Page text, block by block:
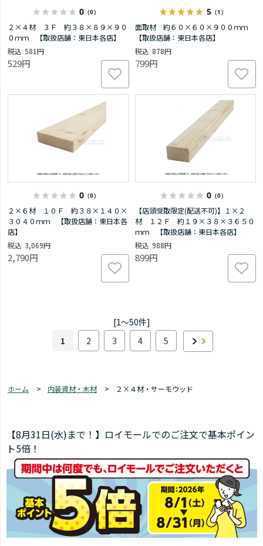
0 （0）
２×４材 ３Ｆ 約３８×８９×９０
０ｍｍ 【取扱店舗：東日本各店】
581円
529円
5（1）
面取材 約６０×６０×９００ｍｍ
【取扱店舗：東日本各店】
878円
799円
0 （0）
２×６材 １０Ｆ 約３８×１４０×
３０４０ｍｍ 【取扱店舗：東日本各
店】
3,069円
2,790円
0（0）
【店頭受取限定(配送不可)】１×２
材 １２Ｆ 約１９×３８×３６５０
ｍｍ 【取扱店舗：東日本各店】
988円
899円
[1～50件]
1
2 3 4 5
ホーム > 内装資材・木材 > ２×４材・サーモウッド
【8月31日(水)まで！】ロイモールでのご注文で基本ポイン
ト5倍！